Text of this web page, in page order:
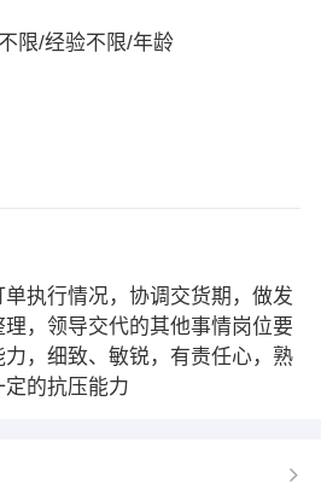
限/经验不限/年龄
执行情况，协调交货期，做发
，领导交代的其他事情岗位要
，细致、敏锐，有责任心，熟
的抗压能力